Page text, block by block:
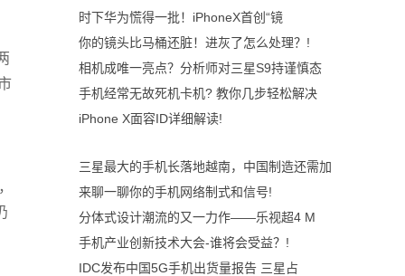
时下华为慌得一批！iPhoneX首创“镜
你的镜头比马桶还脏！进灰了怎么处理？!
相机成唯一亮点？分析师对三星S9持谨慎态
手机经常无故死机卡机? 教你几步轻松解决
iPhone X面容ID详细解读!
三星最大的手机长落地越南，中国制造还需加
来聊一聊你的手机网络制式和信号!
分体式设计潮流的又一力作——乐视超4 M
手机产业创新技术大会-谁将会受益？!
IDC发布中国5G手机出货量报告 三星占